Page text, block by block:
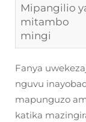
Mipangilio
mitambo
mingi
Fanya
nguvu
mapunguzo
katika